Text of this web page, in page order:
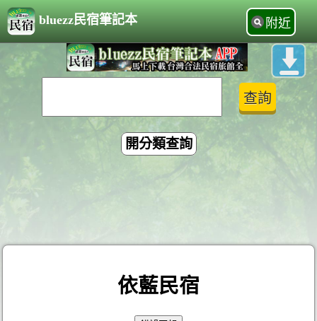
bluezz民宿筆記本 附近
開分類查詢
依藍民宿